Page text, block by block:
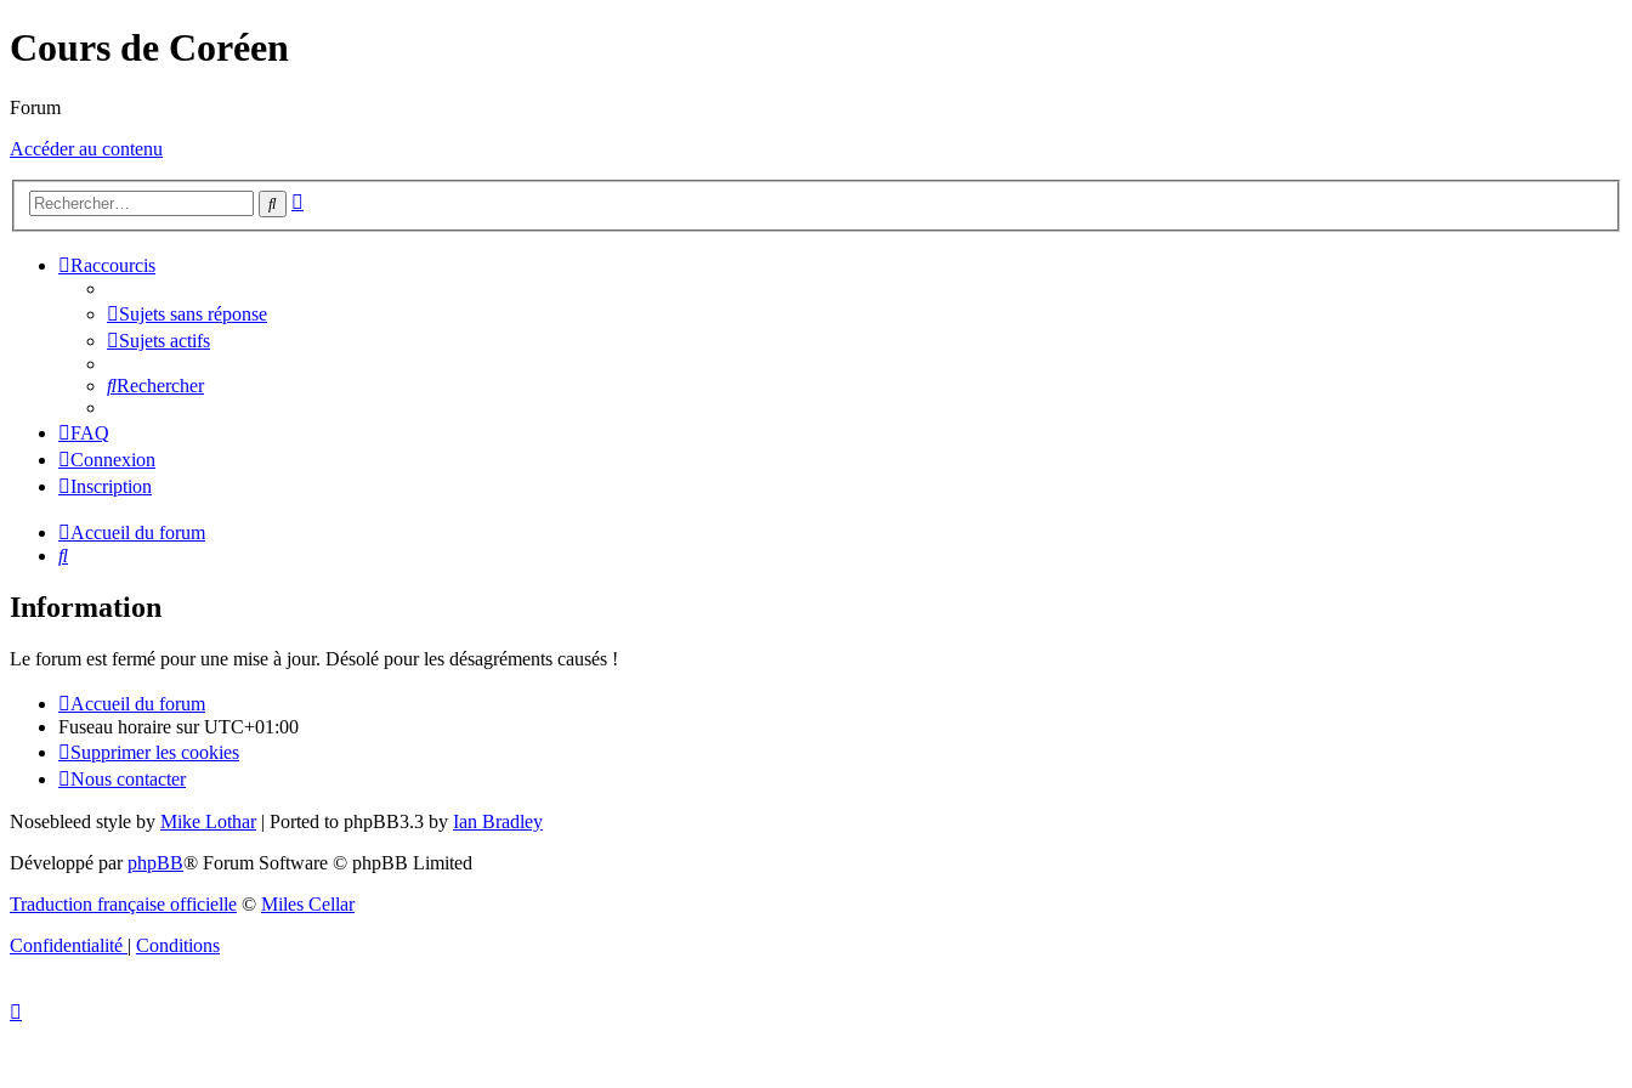
Cours de Coréen
Forum
Accéder au contenu
Rechercher
Raccourcis
Sujets sans réponse
Sujets actifs
Rechercher
FAQ
Connexion
Inscription
Accueil du forum
Rechercher
Information
Le forum est fermé pour une mise à jour. Désolé pour les désagréments causés !
Accueil du forum
Fuseau horaire surUTC+01:00
Supprimer les cookies
Nous contacter
Nosebleed style by Mike Lothar| Ported to phpBB3.3 by Ian Bradley
Développé parphpBB® Forum Software © phpBB Limited
Traduction française officielle © Miles Cellar
Confidentialité | Conditions